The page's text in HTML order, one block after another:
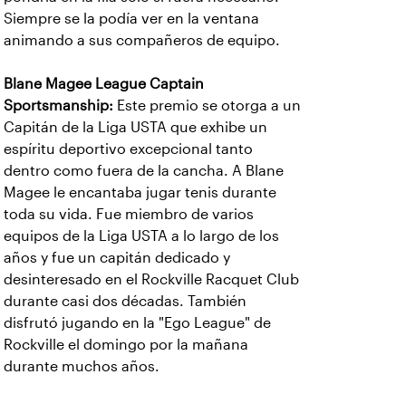
Siempre se la podía ver en la ventana
animando a sus compañeros de equipo.
Blane Magee League Captain
Sportsmanship: Este premio se otorga a un
Capitán de la Liga USTA que exhibe un
espíritu deportivo excepcional tanto
dentro como fuera de la cancha. A Blane
Magee le encantaba jugar tenis durante
toda su vida. Fue miembro de varios
equipos de la Liga USTA a lo largo de los
años y fue un capitán dedicado y
desinteresado en el Rockville Racquet Club
durante casi dos décadas. También
disfrutó jugando en la "Ego League" de
Rockville el domingo por la mañana
durante muchos años.